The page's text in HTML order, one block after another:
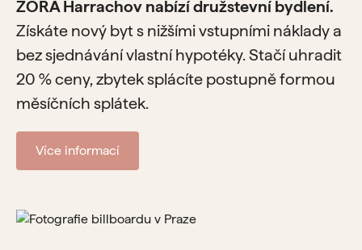
ZORA Harrachov nabízí družstevní bydlení.
Získáte nový byt s nižšími vstupními náklady a
bez sjednávání vlastní hypotéky. Stačí uhradit
20 % ceny, zbytek splácíte postupně formou
měsíčních splátek.
Více informací